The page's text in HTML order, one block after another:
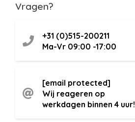
Vragen?
+31 (0)515-200211
Ma-Vr 09:00 -17:00
[email protected]
Wij reageren op
werkdagen binnen 4 uur!